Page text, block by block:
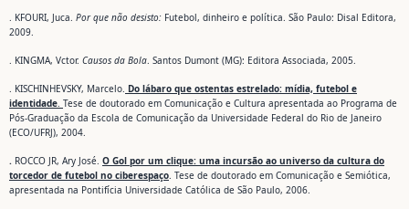
. KFOURI, Juca. Por que não desisto: Futebol, dinheiro e política. São Paulo: Disal Editora,
2009.
. KINGMA, Vctor. Causos da Bola. Santos Dumont (MG): Editora Associada, 2005.
. KISCHINHEVSKY, Marcelo. Do lábaro que ostentas estrelado: mídia, futebol e
identidade. Tese de doutorado em Comunicação e Cultura apresentada ao Programa de
Pós-Graduação da Escola de Comunicação da Universidade Federal do Rio de Janeiro
(ECO/UFRJ), 2004.
. ROCCO JR, Ary José. O Gol por um clique: uma incursão ao universo da cultura do
torcedor de futebol no ciberespaço. Tese de doutorado em Comunicação e Semiótica,
apresentada na Pontifícia Universidade Católica de São Paulo, 2006.